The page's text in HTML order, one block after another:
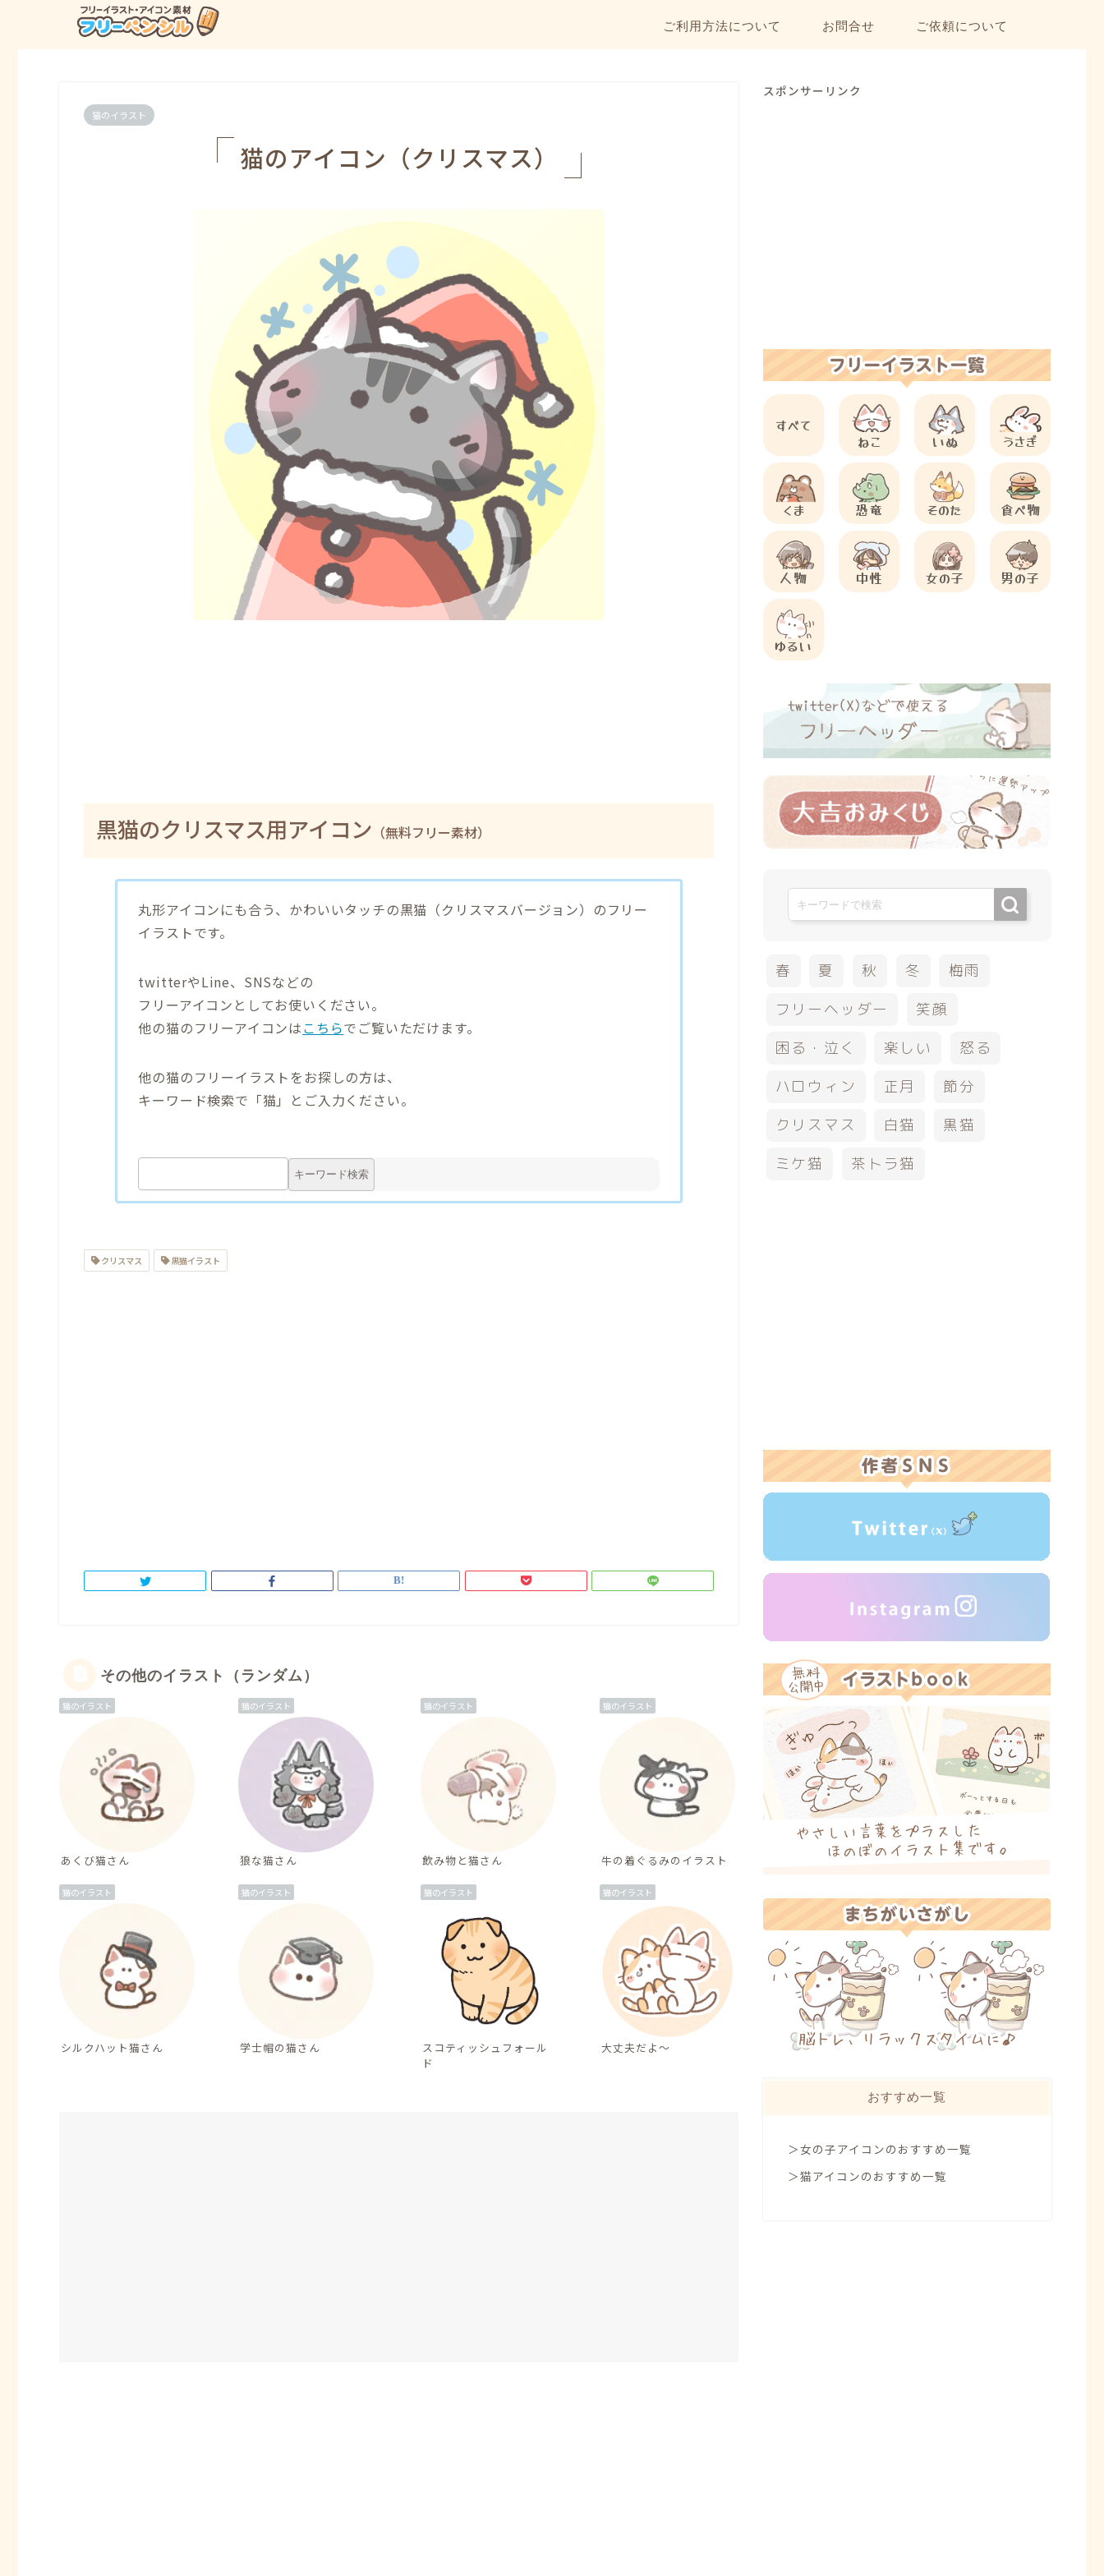
ご利用方法について お問合せ ご依頼について
猫のイラスト
猫のアイコン（クリスマス）
黒猫のクリスマス用アイコン （無料フリー素材）
丸形アイコンにも合う、かわいいタッチの黒猫（クリスマスバージョン）のフリー
イラストです。
twitterやLine、SNSなどの
フリーアイコンとしてお使いください。
他の猫のフリーアイコンはこちらでご覧いただけます。
他の猫のフリーイラストをお探しの方は、
キーワード検索で「猫」とご入力ください。
クリスマス 黒猫イラスト
その他のイラスト（ランダム）
猫のイラスト
あくび猫さん
猫のイラスト
狼な猫さん
猫のイラスト
飲み物と猫さん
猫のイラスト
牛の着ぐるみのイラスト
猫のイラスト
シルクハット猫さん
猫のイラスト
学士帽の猫さん
猫のイラスト
スコティッシュフォール
ド
猫のイラスト
大丈夫だよ～
スポンサーリンク
すべて
ねこ
いぬ うさぎ
くま 恐竜 そのた 食べ物
人物 中性 女の子 男の子
ゆるい
春 夏 秋 冬
梅雨
フリーヘッダー
笑顔
困る・泣く
楽しい
怒る
ハロウィン
正月
節分
クリスマス
白猫
黒猫
ミケ猫
茶トラ猫
おすすめ一覧
＞女の子アイコンのおすすめ一覧
＞猫アイコンのおすすめ一覧